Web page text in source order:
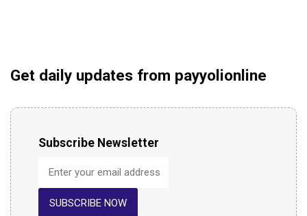
Get daily updates from payyolionline
Subscribe Newsletter
SUBSCRIBE NOW